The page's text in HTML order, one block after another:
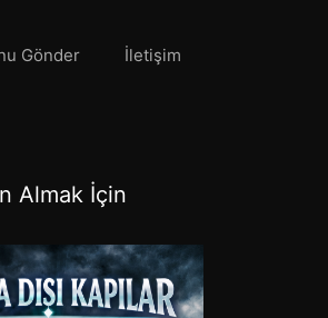
Gönder İletişim
Almak İçin